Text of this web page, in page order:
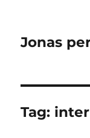
Jonas
Tag: